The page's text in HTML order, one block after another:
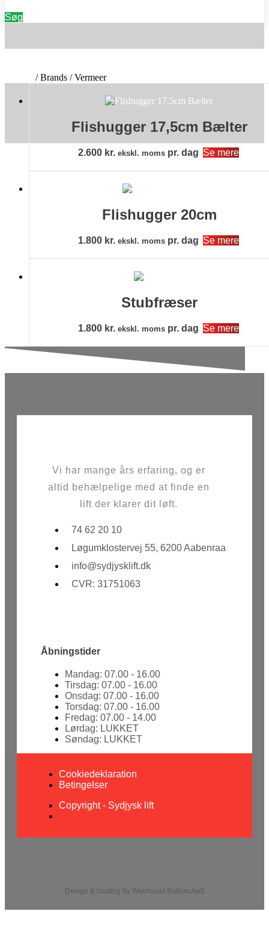
Søg
/ Brands / Vermeer
Flishugger 17,5cm Bælter
2.600 kr. ekskl. momspr. dag Se mere
Flishugger 20cm
1.800 kr. ekskl. momspr. dag Se mere
Stubfræser
1.800 kr. ekskl. momspr. dag Se mere
Vi har mange års erfaring, og er
altid behælpelige med at finde en
lift der klarer dit løft.
74 62 20 10
Løgumklostervej 55, 6200 Aabenraa
info@sydjysklift.dk
CVR: 31751063
Åbningstider
Mandag: 07.00 - 16.00
Tirsdag: 07.00 - 16.00
Onsdag: 07.00 - 16.00
Torsdag: 07.00 - 16.00
Fredag: 07.00 - 14.00
Lørdag: LUKKET
Søndag: LUKKET
Cookiedeklaration
Betingelser
Copyright - Sydjysk lift
Design & hosting by Webhuset Ballum ApS